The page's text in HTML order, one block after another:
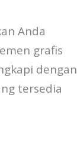
Anda
grafis
dengan
tersedia